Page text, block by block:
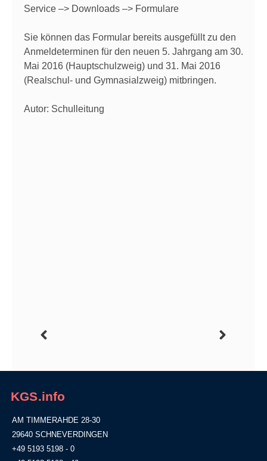
Service –> Downloads –> Formulare
Sie können das Formular bereits ausgefüllt zu den
Anmeldeterminen für den neuen 5. Jahrgang am 30.
Mai 2016 (Hauptschulzweig) und 31. Mai 2016
(Realschul- und Gymnasialzweig) mitbringen.
Autor: Schulleitung
KGS.info
AM TIMMERAHDE 28-30
29640 SCHNEVERDINGEN
+49 5193 5198 - 0